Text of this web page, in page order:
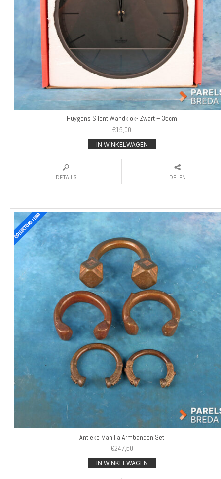
Huygens Silent Wandklok- Zwart – 35cm
€15,00
IN WINKELWAGEN
DETAILS DELEN
Antieke Manilla Armbanden Set
€247,50
IN WINKELWAGEN